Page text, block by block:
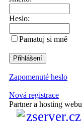
Heslo:
Pamatuj si mně
Zapomenuté heslo
Nová registrace
Partner a hosting webu